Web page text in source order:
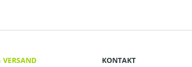
VERSAND
KONTAKT